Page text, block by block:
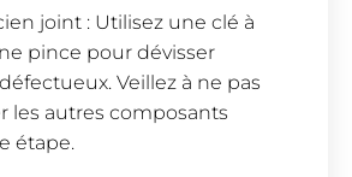
joint : Utilisez une clé à
pince pour dévisser
Veillez à ne pas
les autres composants
étape.